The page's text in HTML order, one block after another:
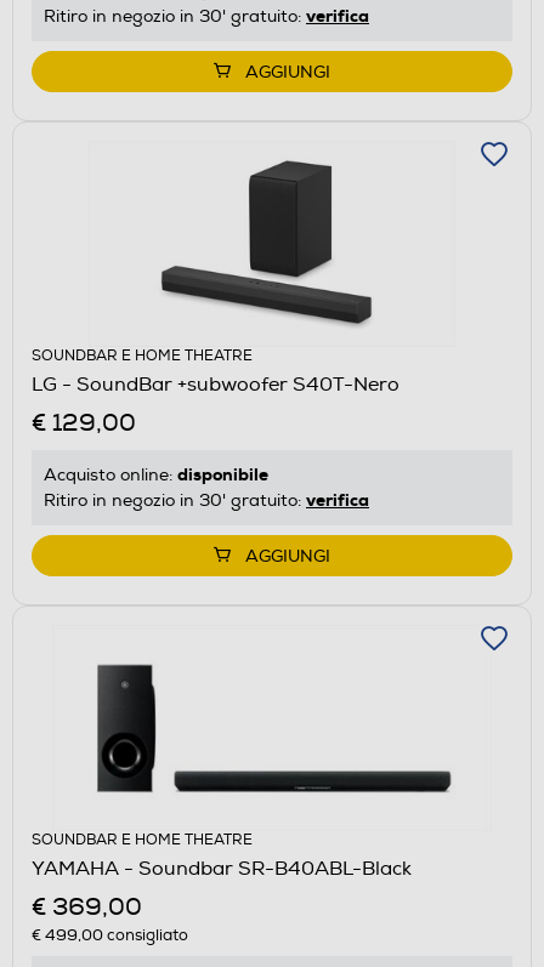
Ritiro in negozio in 30' gratuito: verifica
AGGIUNGI
SOUNDBAR E HOME THEATRE
LG - SoundBar +subwoofer S40T-Nero
€ 129,00
Acquisto online: disponibile
Ritiro in negozio in 30' gratuito: verifica
AGGIUNGI
SOUNDBAR E HOME THEATRE
YAMAHA - Soundbar SR-B40ABL-Black
€ 369,00
€ 499,00consigliato